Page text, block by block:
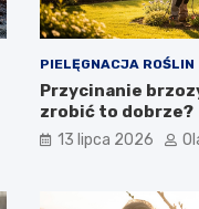
PIELĘGNACJA ROŚLIN
Przycinanie
zrobić to dobrze?
13 lipca 2026